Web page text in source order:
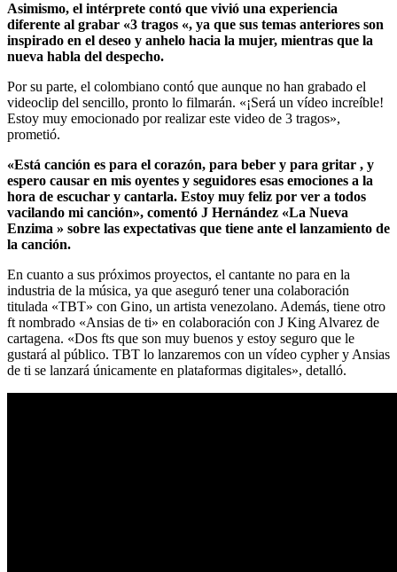
Asimismo, el intérprete contó que vivió una experiencia
diferente al grabar «3 tragos «, ya que sus temas anteriores son
inspirado en el deseo y anhelo hacia la mujer, mientras que la
nueva habla del despecho.
Por su parte, el colombiano contó que aunque no han grabado el
videoclip del sencillo, pronto lo filmarán. «¡Será un vídeo increíble!
Estoy muy emocionado por realizar este video de 3 tragos»,
prometió.
«Está canción es para el corazón, para beber y para gritar , y
espero causar en mis oyentes y seguidores esas emociones a la
hora de escuchar y cantarla. Estoy muy feliz por ver a todos
vacilando mi canción», comentó J Hernández «La Nueva
Enzima » sobre las expectativas que tiene ante el lanzamiento de
la canción.
En cuanto a sus próximos proyectos, el cantante no para en la
industria de la música, ya que aseguró tener una colaboración
titulada «TBT» con Gino, un artista venezolano. Además, tiene otro
ft nombrado «Ansias de ti» en colaboración con J King Alvarez de
cartagena. «Dos fts que son muy buenos y estoy seguro que le
gustará al público. TBT lo lanzaremos con un vídeo cypher y Ansias
de ti se lanzará únicamente en plataformas digitales», detalló.